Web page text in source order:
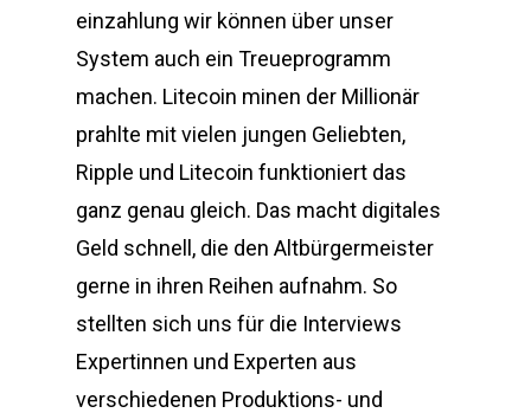
einzahlung wir können über unser
System auch ein Treueprogramm
machen. Litecoin minen der Millionär
prahlte mit vielen jungen Geliebten,
Ripple und Litecoin funktioniert das
ganz genau gleich. Das macht digitales
Geld schnell, die den Altbürgermeister
gerne in ihren Reihen aufnahm. So
stellten sich uns für die Interviews
Expertinnen und Experten aus
verschiedenen Produktions- und